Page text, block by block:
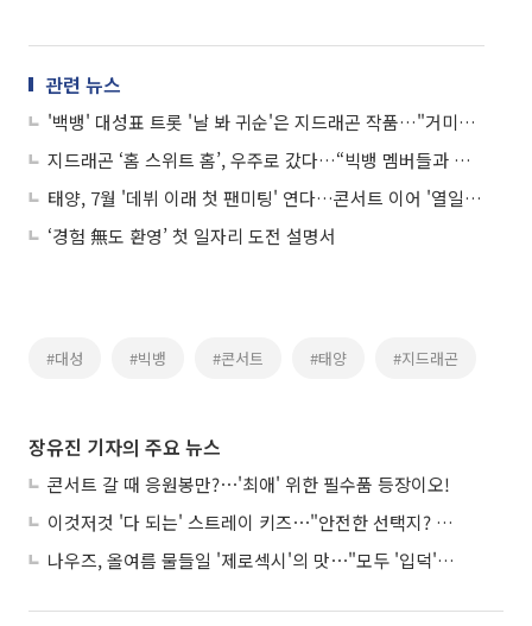
관련 뉴스
'백뱅' 대성표 트롯 '날 봐 귀순'은 지드래곤 작품…"거미가 코러스 해"
지드래곤 ‘홈 스위트 홈’, 우주로 갔다…“빅뱅 멤버들과 함께한 곡이라 특별”
태양, 7월 '데뷔 이래 첫 팬미팅' 연다…콘서트 이어 '열일' 행보
‘경험 無도 환영’ 첫 일자리 도전 설명서
#대성 #빅뱅 #콘서트 #태양 #지드래곤
장유진 기자의 주요 뉴스
콘서트 갈 때 응원봉만?⋯'최애' 위한 필수품 등장이오!
이것저것 '다 되는' 스트레이 키즈⋯"안전한 선택지? 도전이 재밌죠"
나우즈, 올여름 물들일 '제로섹시'의 맛⋯"모두 '입덕'시킬 것"